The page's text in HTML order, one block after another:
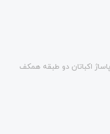
اکباتان دو طبقه همکف